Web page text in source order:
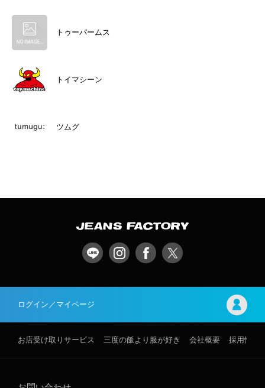
トゥーパームス
トイマシーン
ツムグ
ログイン／マイページ
お店受け取りサービス 三度の飯より服が好き 会社概要 採用情報